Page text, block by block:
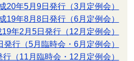
年5月9日発行（3月定例会）
年8月8日発行（6月定例会）
年2月5日発行（12月定例会）
行（5月臨時会・6月定例会）
（11月臨時会・12月定例会）